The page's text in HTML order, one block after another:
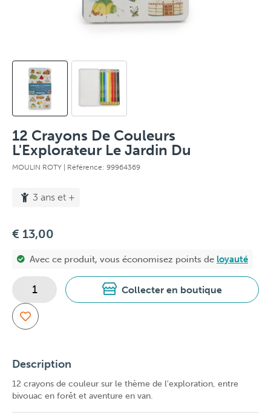
12 Crayons De Couleurs
L'Explorateur Le Jardin Du
MOULIN ROTY | Référence: 99964369
3 ans et +
€ 13,00
Avec ce produit, vous économisez points de loyauté
Collecter en boutique
Description
12 crayons de couleur sur le thème de l'exploration, entre
bivouac en forêt et aventure en van.